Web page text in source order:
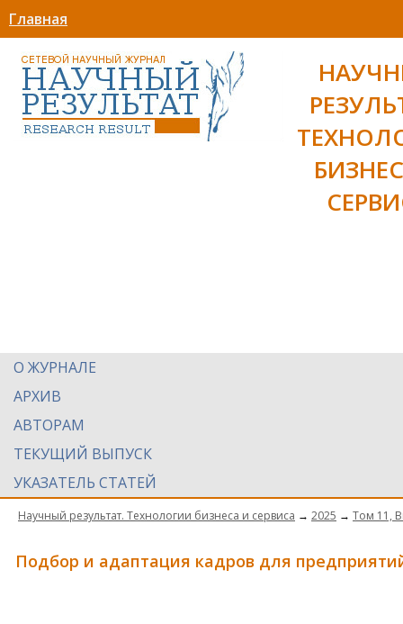
Главная
О ЖУРНАЛЕ
АРХИВ
АВТОРАМ
ТЕКУЩИЙ ВЫПУСК
УКАЗАТЕЛЬ СТАТЕЙ
Научный результат. Технологии бизнеса и сервиса → 2025 → Том 11,
Подбор и адаптация кадров для